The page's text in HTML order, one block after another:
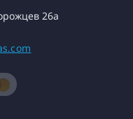
26а